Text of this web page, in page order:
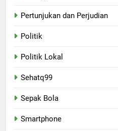
Pertunjukan dan Perjudian
Politik
Politik Lokal
Sehatq99
Sepak Bola
Smartphone